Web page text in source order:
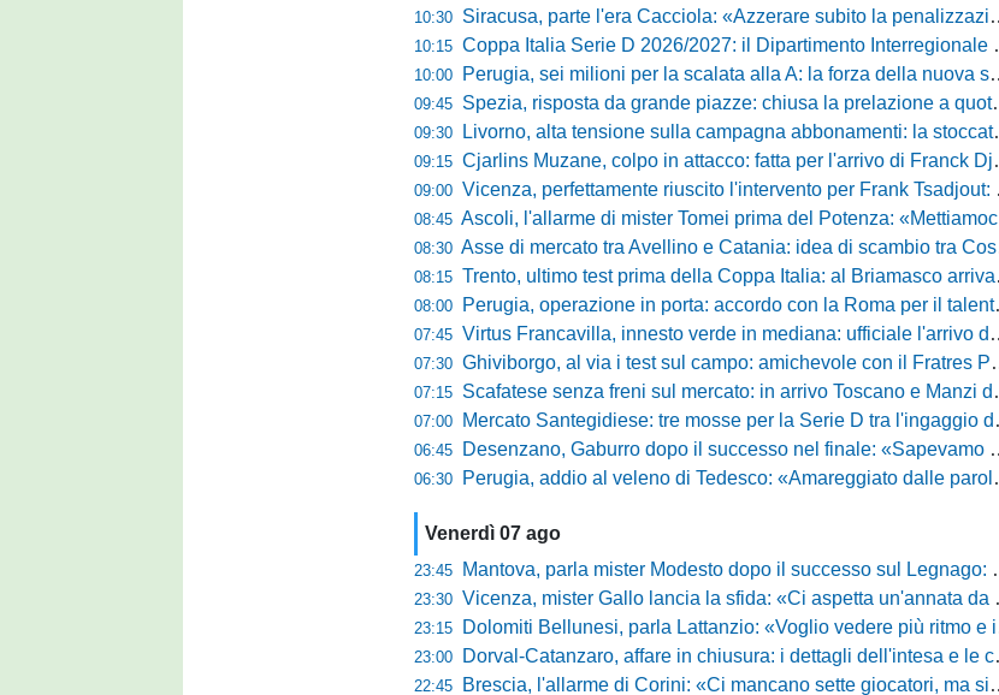
10:30 Siracusa, parte l'era Cacciola: «Azzerare subito la penalizzazione, saremo camaleontici»
10:15 Coppa Italia Serie D 2026/2027: il Dipartimento Interregionale corregge il tabellone, ecco i nuovi abbinamenti
10:00 Perugia, sei milioni per la scalata alla A: la forza della nuova societa e il progetto di Alessandro Gaucci
09:45 Spezia, risposta da grande piazze: chiusa la prelazione a quota 5.164 abbonamenti
09:30 Livorno, alta tensione sulla campagna abbonamenti: la stoccata della Curva Nord alla società
09:15 Cjarlins Muzane, colpo in attacco: fatta per l'arrivo di Franck Djoulou
09:00 Vicenza, perfettamente riuscito l'intervento per Frank Tsadjout: il comunicato del club
08:45 Ascoli, l'allarme di mister Tomei prima del Potenza: «Mettiamoci l'elmetto, l'obiettivo è la salvezza e non dobbiamo vendere fumo!»
08:30 Asse di mercato tra Avellino e Catania: idea di scambio tra Cosimo Patierno e Kaleb Jimenez
08:15 Trento, ultimo test prima della Coppa Italia: al Briamasco arriva il triangolare con Südtirol e Campodarsego
08:00 Perugia, operazione in porta: accordo con la Roma per il talento Zelezny
07:45 Virtus Francavilla, innesto verde in mediana: ufficiale l'arrivo del classe 2008 Gianluca Ajello
07:30 Ghiviborgo, al via i test sul campo: amichevole con il Fratres Perignano e sguardo al nuovo girone E
07:15 Scafatese senza freni sul mercato: in arrivo Toscano e Manzi dall'Avellino per la Serie C
07:00 Mercato Santegidiese: tre mosse per la Serie D tra l'ingaggio di Diakhate e due rinnovi chiave
06:45 Desenzano, Gaburro dopo il successo nel finale: «Sapevamo che avremmo sofferto, ma si è vista la voglia di vincere»
06:30 Perugia, addio al veleno di Tedesco: «Amareggiato dalle parole di Alessandro Gaucci, mi hanno ferito umanamente»
Venerdì 07 ago
23:45 Mantova, parla mister Modesto dopo il successo sul Legnago: "Buona tenuta nervosa, ma dobbiamo migliorare"
23:30 Vicenza, mister Gallo lancia la sfida: «Ci aspetta un'annata da protagonisti in B, ma qui nessuno ha il posto fisso»
23:15 Dolomiti Bellunesi, parla Lattanzio: «Voglio vedere più ritmo e intensità, dobbiamo lasciare tutto sul campo»
23:00 Dorval-Catanzaro, affare in chiusura: i dettagli dell'intesa e le cifre dell'operazione
22:45 Brescia, l'allarme di Corini: «Ci mancano sette giocatori, ma siamo una squadra forte»